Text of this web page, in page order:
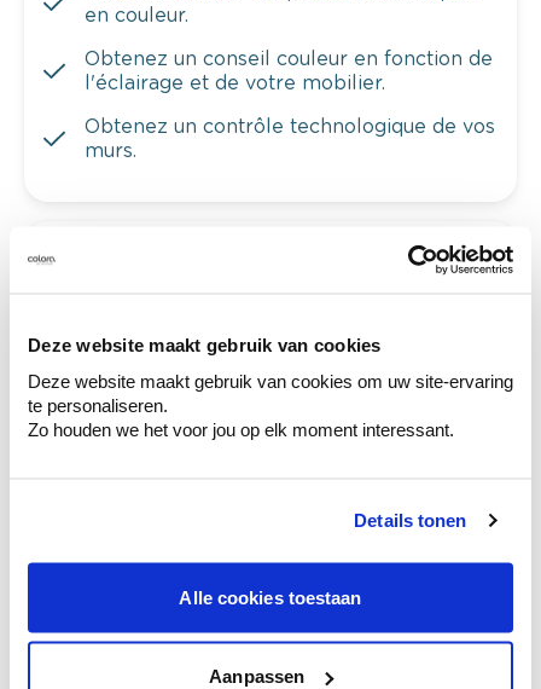
Deze website maakt gebruik van cookies
Deze website maakt gebruik van cookies om uw site-ervaring
te personaliseren.
Zo houden we het voor jou op elk moment interessant.
Details tonen
Alle cookies toestaan
Aanpassen
en couleur.
Obtenez un conseil couleur en fonction de
l'éclairage et de votre mobilier.
Obtenez un contrôle technologique de vos
murs.
sélection de couleurs.
Voyez les nuances assorties pour affiner
votre couleur.
Ces styles peuvent également vous plaire